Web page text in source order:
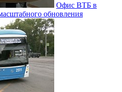
Офис ВТБ в
обновления